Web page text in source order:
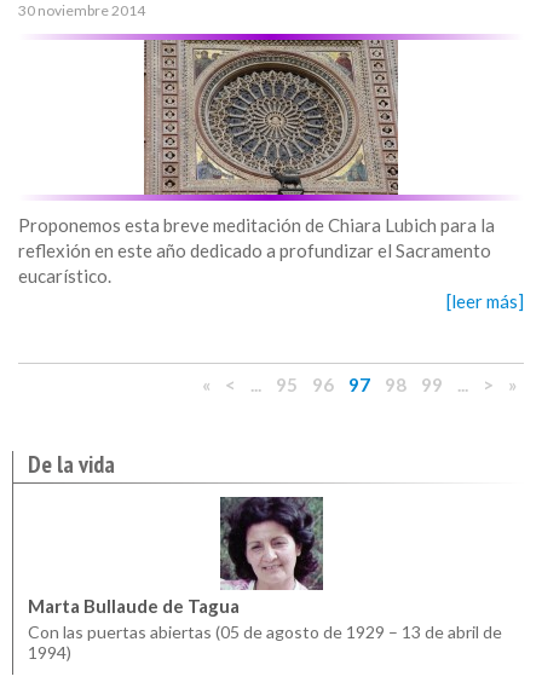
30 noviembre 2014
Proponemos esta breve meditación de Chiara Lubich para la
reflexión en este año dedicado a profundizar el Sacramento
eucarístico.
[leer más]
« < ... 95 96 97 98 99 ... > »
De la vida
Marta Bullaude de Tagua
Con las puertas abiertas (05 de agosto de 1929 – 13 de abril de
1994)